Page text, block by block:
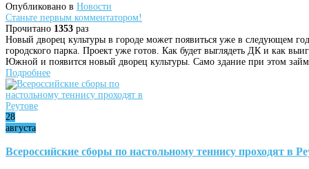
Опубликовано в Новости
Станьте первым комментатором!
Прочитано 1353 раз
Новый дворец культуры в городе может появиться уже в следующем
городского парка. Проект уже готов. Как будет выглядеть ДК и как
Южной и появится новый дворец культуры. Само здание при этом
Подробнее
28
августа
Всероссийские сборы по настольному теннису проходят в